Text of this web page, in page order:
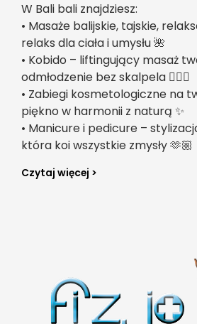
W Bali bali znajdziesz:
• Masaże balijskie, tajskie,
relaks dla ciała i umysłu 🌺
• Kobido – liftingujący masaż
odmłodzenie bez skalpela 🧖🏼‍♀️
• Zabiegi kosmetologiczne na
piękno w harmonii z naturą ✨
• Manicure i pedicure –
która koi wszystkie zmysły 🫶🏼
Czytaj więcej >